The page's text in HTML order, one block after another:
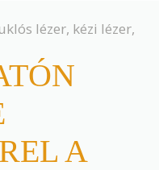
lézer, kézi lézer,
A